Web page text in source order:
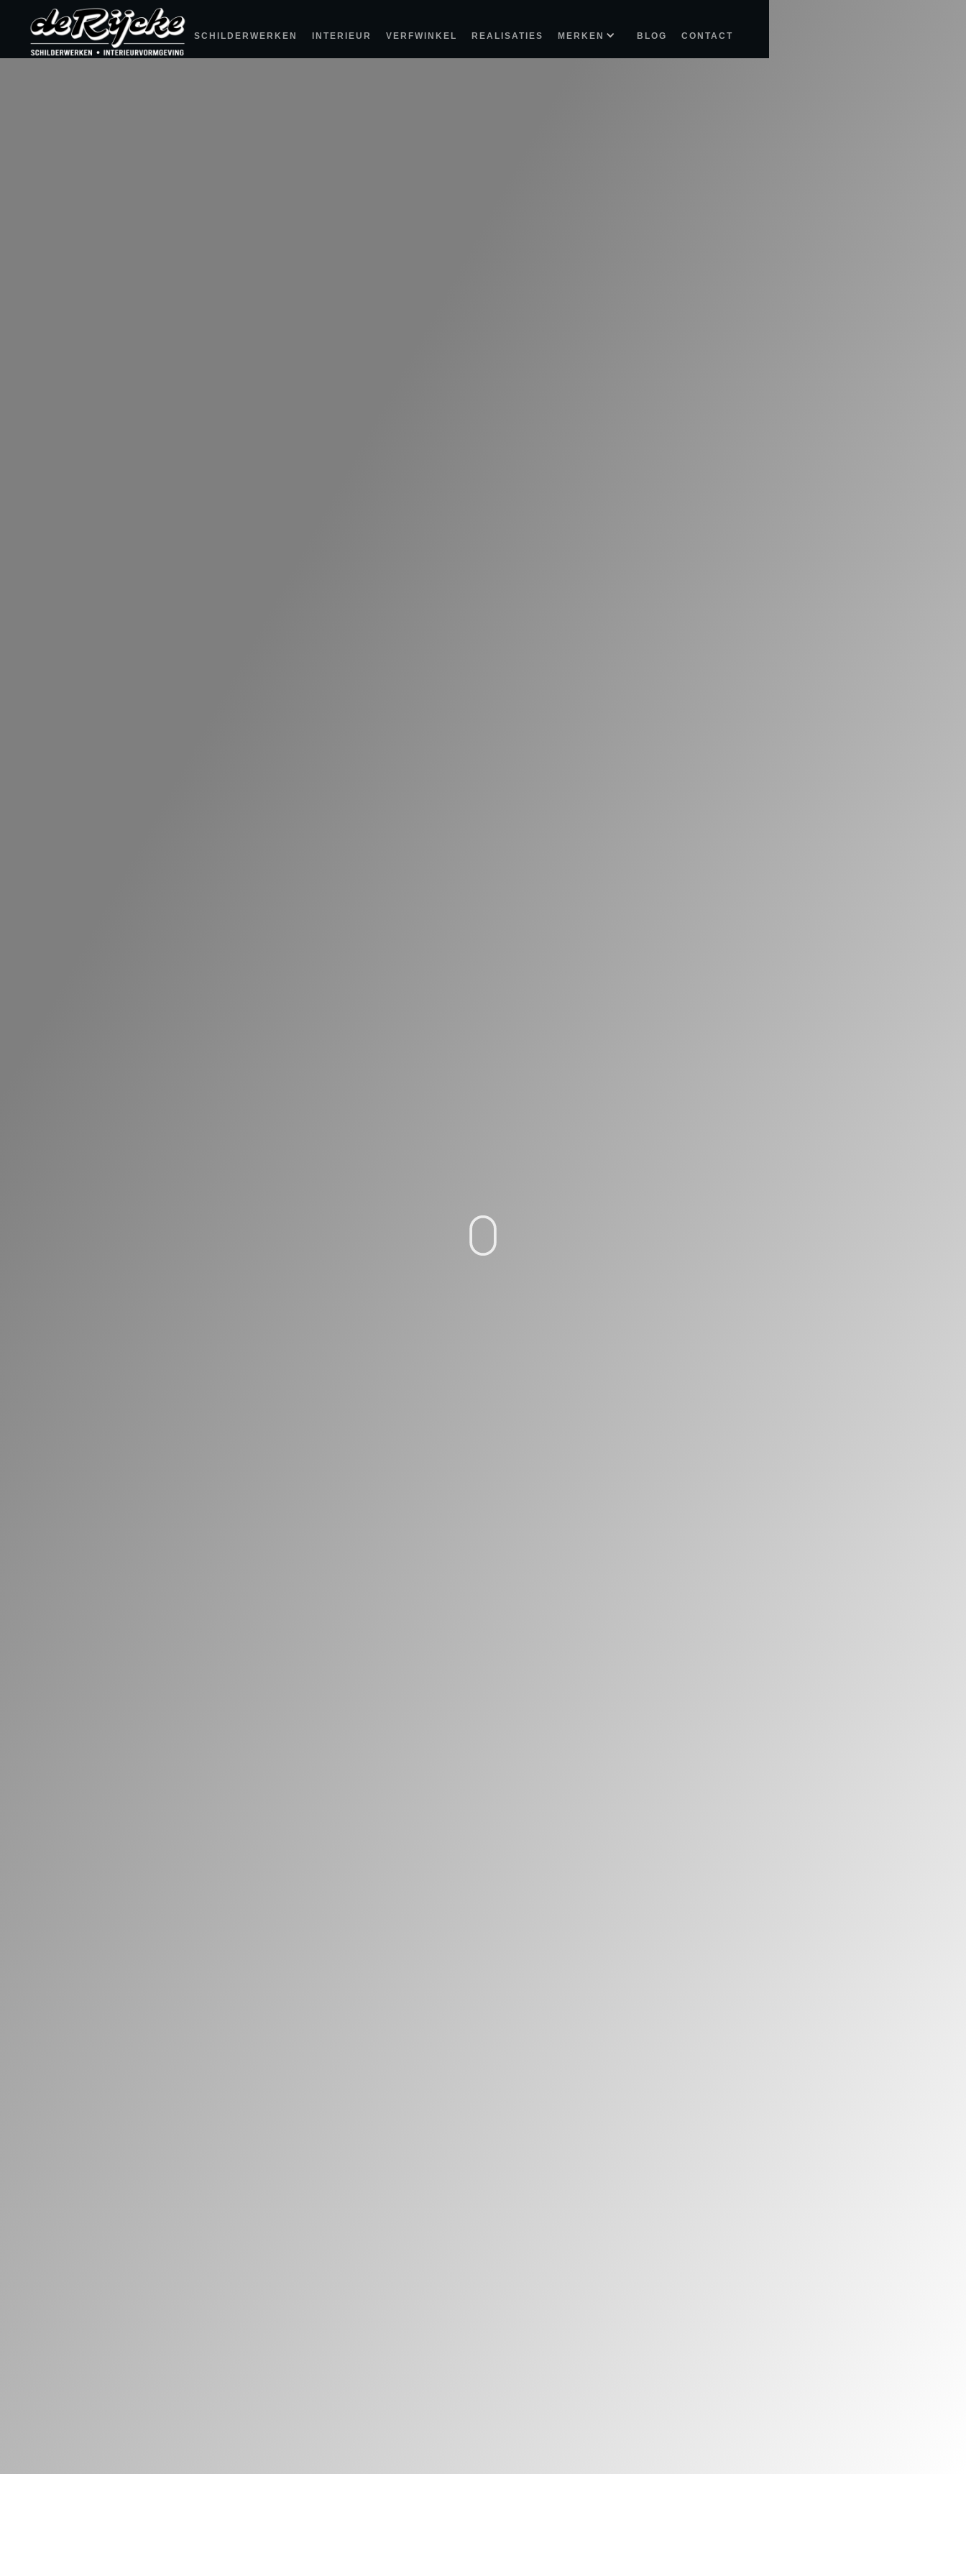
SCHILDERWERKEN INTERIEUR VERFWINKEL REALISATIES MERKEN BLOG CONTACT